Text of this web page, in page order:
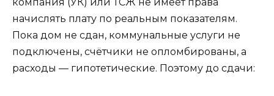
компания (УК) или ТСЖ не имеет права
начислять плату по реальным показателям.
Пока дом не сдан, коммунальные услуги не
подключены, счётчики не опломбированы, а
расходы — гипотетические. Поэтому до сдачи: